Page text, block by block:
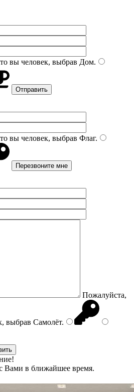
вы человек, выбрав Дом.
вы человек, выбрав Флаг.
Пожалуйста,
выбрав Самолёт.
Вами в ближайшее время.